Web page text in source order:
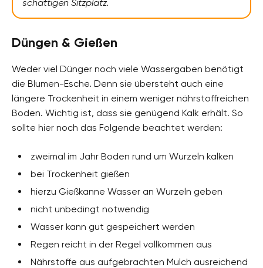
schattigen Sitzplatz.
Düngen & Gießen
Weder viel Dünger noch viele Wassergaben benötigt
die Blumen-Esche. Denn sie übersteht auch eine
längere Trockenheit in einem weniger nährstoffreichen
Boden. Wichtig ist, dass sie genügend Kalk erhält. So
sollte hier noch das Folgende beachtet werden:
zweimal im Jahr Boden rund um Wurzeln kalken
bei Trockenheit gießen
hierzu Gießkanne Wasser an Wurzeln geben
nicht unbedingt notwendig
Wasser kann gut gespeichert werden
Regen reicht in der Regel vollkommen aus
Nährstoffe aus aufgebrachten Mulch ausreichend